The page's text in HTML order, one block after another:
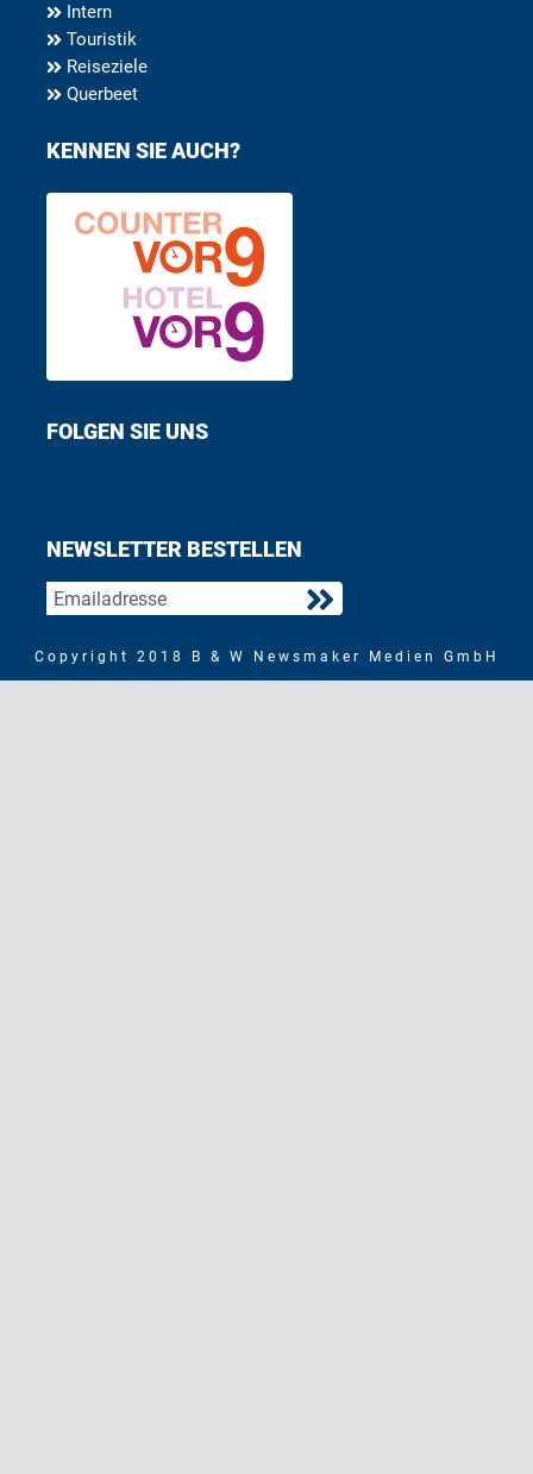
Intern
Touristik
Reiseziele
Querbeet
KENNEN SIE AUCH?
FOLGEN SIE UNS
NEWSLETTER BESTELLEN
Copyright 2018 B & W Newsmaker Medien GmbH